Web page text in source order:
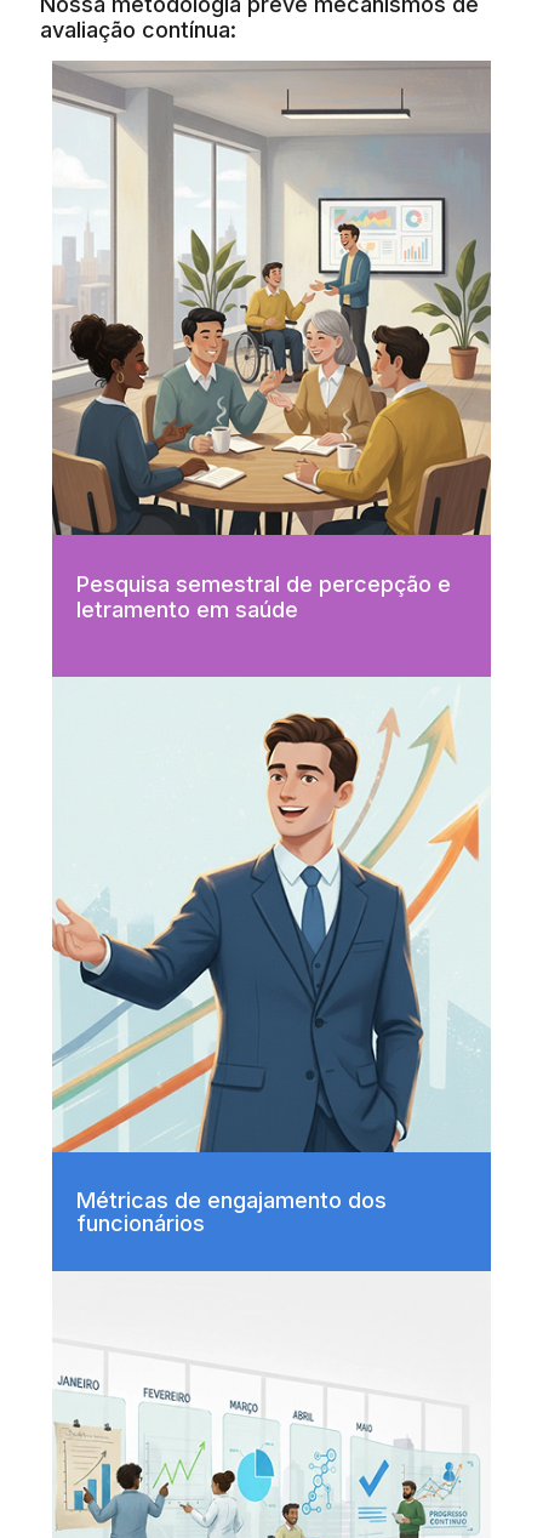
avaliação contínua:
Pesquisa semestral de percepção e
letramento em saúde
Métricas de engajamento dos
funcionários